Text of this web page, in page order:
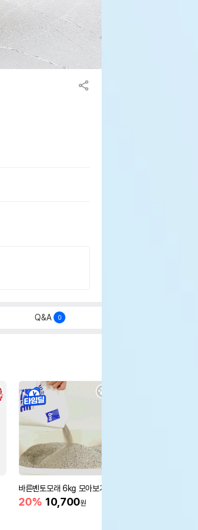
Q&A 0
바른벤토모래 6kg 모아보기
20% 10,700원